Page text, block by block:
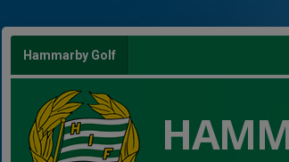
Hammarby Golf